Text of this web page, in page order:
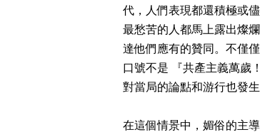
代，人們表現都還積極或
最愁苦的人都馬上露出燦
達他們應有的贊同。不僅
口號不是 『共產主義萬歲
對當局的論點和游行也發
在這個情景中，媚俗的主